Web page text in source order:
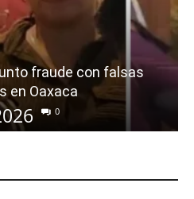
fraude con falsas
en Oaxaca
0